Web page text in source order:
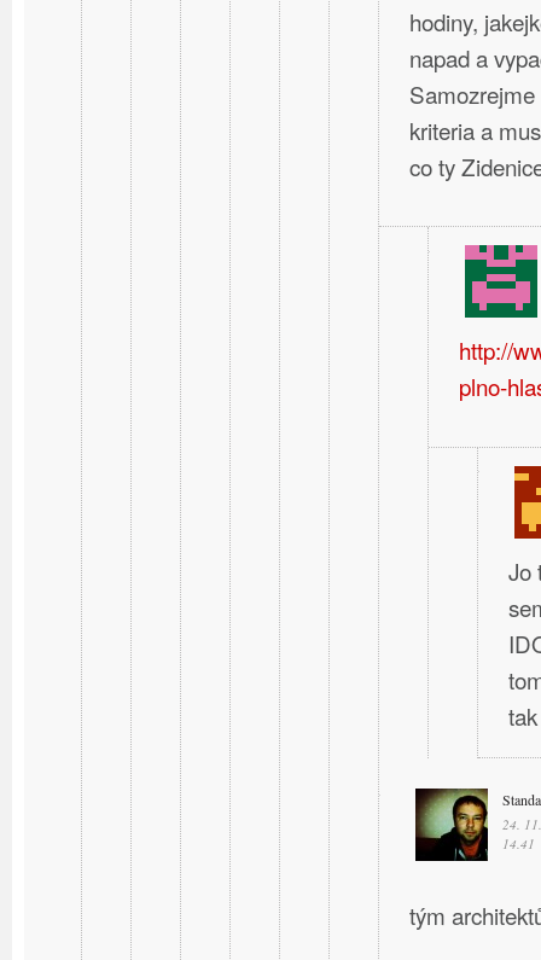
hodiny,
napad a
kriteria a
co ty
http://
plno-
Jo
24.
14.41
tým